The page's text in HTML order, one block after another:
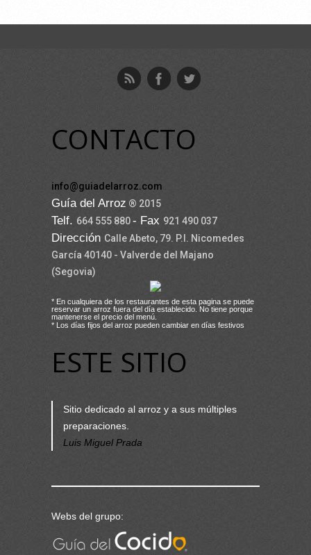
CONTACTO
info@guiadelarroz.com
Guía del Arroz ® 2015
Telf. 664 555 880- Fax 921 490 037
Dirección Calle Abeto, 79. P.I. Nicomedes
García 40140 - Valverde del Majano
(Segovia)
* En cualquiera de los restaurantes de esta pagina se puede
reservar un arroz fuera del día establecido. No tiene porque
mantenerse el precio del menú.
* Los días fijos del arroz pueden cambiar en días festivos
ESTE SITIO
Sitio dedicado al arroz y a sus múltiples
preparaciones.
Luis Miguel Prada
Webs del grupo: